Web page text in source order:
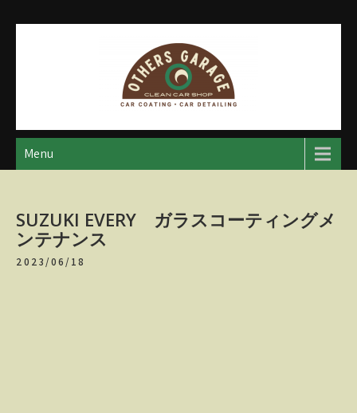
アザースガレージ
【神奈川・厚木・愛川】カーメンテナンス
Menu
SUZUKI EVERY ガラスコーティングメ
ンテナンス
2023/06/18